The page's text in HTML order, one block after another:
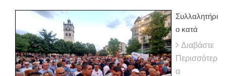
Συλλαλητήρι
ο κατά
Διαβάστε
Περισσότερ
α